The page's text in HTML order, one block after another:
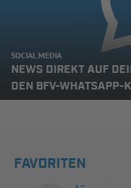
SOCIAL MEDIA
NEWS DIREKT AUF
DEN BFV-WHATSAPP-
FAVORITEN